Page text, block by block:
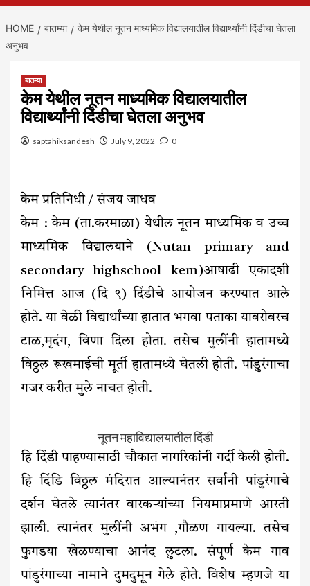
HOME बातम्या
केम येथील नूतन माध्यमिक विद्यालयातील विद्यार्थ्यांनी दिंडीचा घेतला
अनुभव
बातम्या
केम येथील नूतन माध्यमिक विद्यालयातील
विद्यार्थ्यांनी दिंडीचा घेतला अनुभव
saptahiksandesh July 9, 2022 0
केम प्रतिनिधी / संजय जाधव
केम : केम (ता.करमाळा) येथील नूतन माध्यमिक व उच्च
माध्यमिक विद्यालयाने (Nutan primary and
secondary highschool kem)आषाढी एकादशी
निमित्त आज (दि ९) दिंडीचे आयोजन करण्यात आले
होते. या वेळी विद्यार्थांच्या हातात भगवा पताका याबरोबरच
टाळ,मृदंग, विणा दिला होता. तसेच मुलींनी हातामध्ये
विठ्ठल रूखमाईची मूर्ती हातामध्ये घेतली होती. पांडुरंगाचा
गजर करीत मुले नाचत होती.
नूतन महाविद्यालयातील दिंडी
हि दिंडी पाहण्यासाठी चौकात नागरिकांनी गर्दी केली होती.
हि दिंडि विठ्ठल मंदिरात आल्यानंतर सर्वानी पांडुरंगाचे
दर्शन घेतले त्यानंतर वारकऱ्यांच्या नियमाप्रमाणे आरती
झाली. त्यानंतर मुलींनी अभंग ,गौळण गायल्या. तसेच
फुगडया खेळण्याचा आनंद लुटला. संपूर्ण केम गाव
पांडुरंगाच्या नामाने दुमदुमून गेले होते. विशेष म्हणजे या